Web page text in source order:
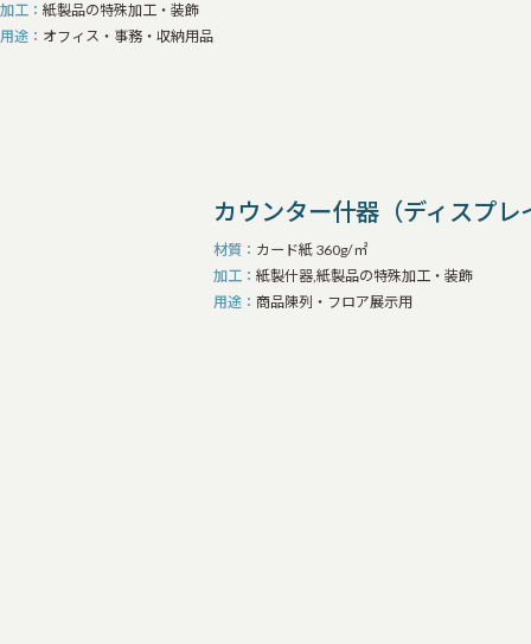
加工
紙製品の特殊加工・装飾
用途
オフィス・事務・収納用品
カウンター什器（ディスプ
材質
カード紙 360g/㎡
加工
紙製什器,紙製品の特殊加工・装飾
用途
商品陳列・フロア展示用